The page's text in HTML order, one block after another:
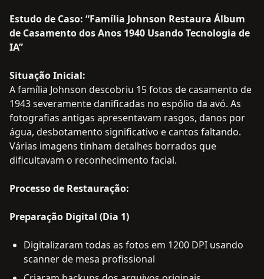
Estudo de Caso: “Família Johnson Restaura Álbum
de Casamento dos Anos 1940 Usando Tecnologia de
IA”
Situação Inicial:
A família Johnson descobriu 15 fotos de casamento de
1943 severamente danificadas no espólio da avó. As
fotografias antigas apresentavam rasgos, danos por
água, desbotamento significativo e cantos faltando.
Várias imagens tinham detalhes borrados que
dificultavam o reconhecimento facial.
Processo de Restauração:
Preparação Digital (Dia 1)
Digitalizaram todas as fotos em 1200 DPI usando
scanner de mesa profissional